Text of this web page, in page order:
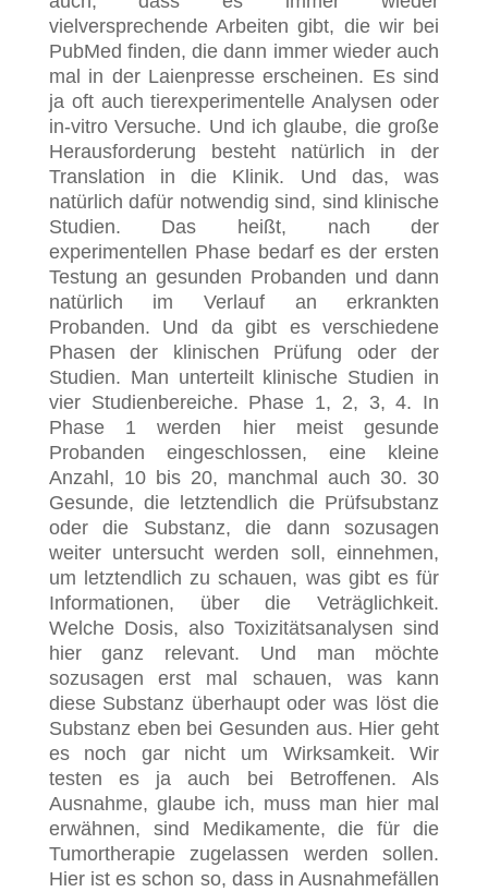
vielversprechende Arbeiten gibt, die wir bei
PubMed finden, die dann immer wieder auch
mal in der Laienpresse erscheinen. Es sind
ja oft auch tierexperimentelle Analysen oder
in-vitro Versuche. Und ich glaube, die große
Herausforderung besteht natürlich in der
Translation in die Klinik. Und das, was
natürlich dafür notwendig sind, sind klinische
Studien. Das heißt, nach der
experimentellen Phase bedarf es der ersten
Testung an gesunden Probanden und dann
natürlich im Verlauf an erkrankten
Probanden. Und da gibt es verschiedene
Phasen der klinischen Prüfung oder der
Studien. Man unterteilt klinische Studien in
vier Studienbereiche. Phase 1, 2, 3, 4. In
Phase 1 werden hier meist gesunde
Probanden eingeschlossen, eine kleine
Anzahl, 10 bis 20, manchmal auch 30. 30
Gesunde, die letztendlich die Prüfsubstanz
oder die Substanz, die dann sozusagen
weiter untersucht werden soll, einnehmen,
um letztendlich zu schauen, was gibt es für
Informationen, über die Veträglichkeit.
Welche Dosis, also Toxizitätsanalysen sind
hier ganz relevant. Und man möchte
sozusagen erst mal schauen, was kann
diese Substanz überhaupt oder was löst die
Substanz eben bei Gesunden aus. Hier geht
es noch gar nicht um Wirksamkeit. Wir
testen es ja auch bei Betroffenen. Als
Ausnahme, glaube ich, muss man hier mal
erwähnen, sind Medikamente, die für die
Tumortherapie zugelassen werden sollen.
Hier ist es schon so, dass in Ausnahmefällen